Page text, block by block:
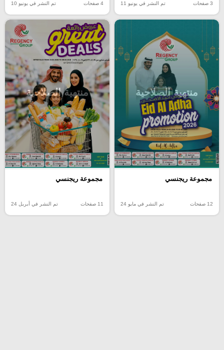
3 صفحات تم النشر في يونيو 11 4 صفحات تم النشر في يونيو 10
منتهية الصلاحية
مجموعة ريجنسي
12 صفحات تم النشر في مايو 24
منتهية الصلاحية
مجموعة ريجنسي
11 صفحات تم النشر في أبريل 24